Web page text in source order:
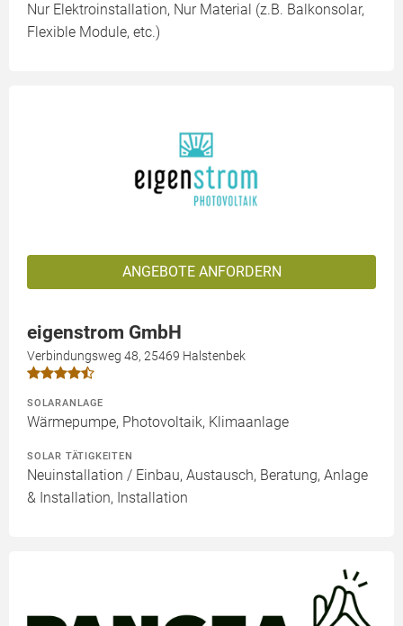
Nur Elektroinstallation, Nur Material (z.B. Balkonsolar,
Flexible Module, etc.)
ANGEBOTE ANFORDERN
eigenstrom GmbH
Verbindungsweg 48, 25469 Halstenbek
SOLARANLAGE
Wärmepumpe, Photovoltaik, Klimaanlage
SOLAR TÄTIGKEITEN
Neuinstallation / Einbau, Austausch, Beratung, Anlage
& Installation, Installation